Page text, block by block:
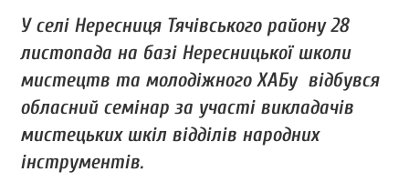
У селі Нересниця Тячівського району 28
листопада на базі Нересницької школи
мистецтв та молодіжного ХАБу відбувся
обласний семінар за участі викладачів
мистецьких шкіл відділів народних
інструментів.